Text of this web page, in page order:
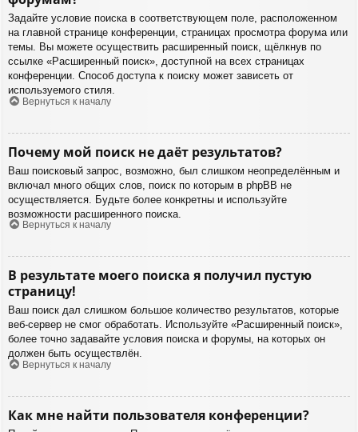
Задайте условие поиска в соответствующем поле, расположенном
на главной странице конференции, страницах просмотра форума или
темы. Вы можете осуществить расширенный поиск, щёлкнув по
ссылке «Расширенный поиск», доступной на всех страницах
конференции. Способ доступа к поиску может зависеть от
используемого стиля.
Вернуться к началу
Почему мой поиск не даёт результатов?
Ваш поисковый запрос, возможно, был слишком неопределённым и
включал много общих слов, поиск по которым в phpBB не
осуществляется. Будьте более конкретны и используйте
возможности расширенного поиска.
Вернуться к началу
В результате моего поиска я получил пустую
страницу!
Ваш поиск дал слишком большое количество результатов, которые
веб-сервер не смог обработать. Используйте «Расширенный поиск»,
более точно задавайте условия поиска и форумы, на которых он
должен быть осуществлён.
Вернуться к началу
Как мне найти пользователя конференции?